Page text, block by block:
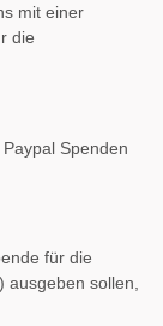
mit einer
die
Paypal Spenden
für die
ausgeben sollen,